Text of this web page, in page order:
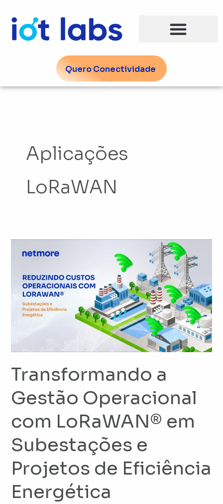
para
Quero Conectividade
Aplicações
LoRaWAN
Transformando a
Gestão Operacional
com LoRaWAN® em
Subestações e
Projetos de Eficiência
Energética
Gestão
Operacional
com
LoRaWAN®
Subestações
e
Projetos
de
Eficiência
Energética